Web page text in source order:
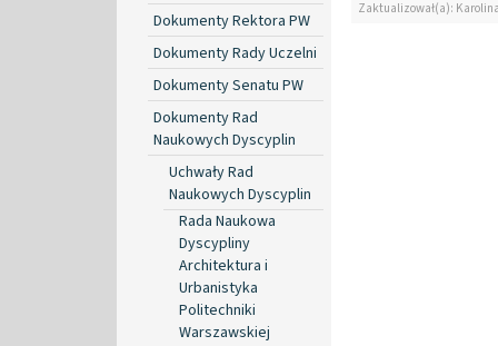
Dokumenty Rektora PW
Dokumenty Rady Uczelni
Dokumenty Senatu PW
Dokumenty Rad
Naukowych Dyscyplin
Uchwały Rad
Naukowych Dyscyplin
Rada Naukowa
Dyscypliny
Architektura i
Urbanistyka
Politechniki
Warszawskiej
Zaktualizował(a):